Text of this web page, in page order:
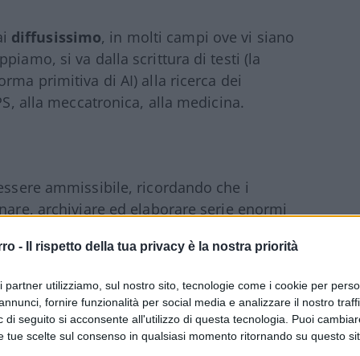
- Il rispetto della tua privacy è la nostra priorità
partner utilizziamo, sul nostro sito, tecnologie come i cookie per
fornire funzionalità per social media e analizzare il nostro
di seguito si acconsente all'utilizzo di questa tecnologia. Puoi
tue scelte sul consenso in qualsiasi momento ritornando su questo
diffusissimo, in molti campi ove vi siano
si va dalla scrittura di testi (la
primitiva di AI) alla ricerca dei
alla meccatronica, alla medicina.
ammissibile, ricordando che i
archiviare ed elaborare serie enormi
di memoria enormemente
cadere nel tranello di ritenere che la
all’uomo
sarebbe, ma tiriamo avanti.